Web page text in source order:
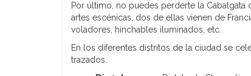
Por último, no puedes perderte la
artes escénicas, dos de ellas vienen de
voladores, hinchables iluminados, etc.
En los diferentes distritos de la ciudad se
trazados.